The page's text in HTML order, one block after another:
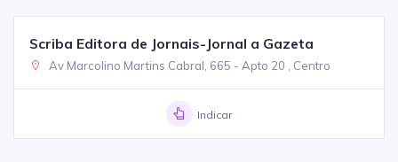
Scriba Editora de Jornais-Jornal a Gazeta
Av Marcolino Martins Cabral, 665 - Apto 20 , Centro
Indicar